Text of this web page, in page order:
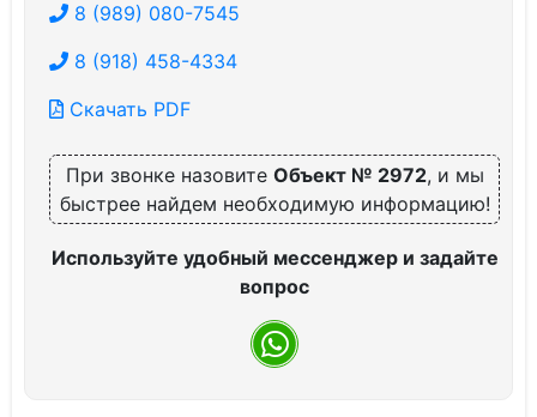
8 (989) 080-7545
8 (918) 458-4334
Скачать PDF
При звонке назовите Объект № 2972, и мы
быстрее найдем необходимую информацию!
Используйте удобный мессенджер и задайте
вопрос